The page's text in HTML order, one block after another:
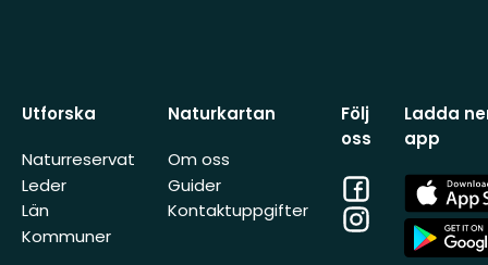
Utforska
Naturreservat
Leder
Län
Kommuner
Naturkartan
Om oss
Guider
Kontaktuppgifter
Följ
oss
Facebook
Instagram
Ladda
app
App
Store
App
Store